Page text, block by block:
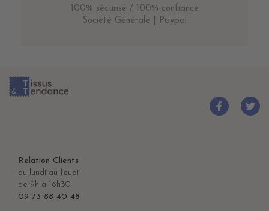
100% sécurisé / 100% confiance
Société Générale | Paypal
Relation Clients
du lundi au Jeudi
de 9h à 16h30
09 73 88 40 48